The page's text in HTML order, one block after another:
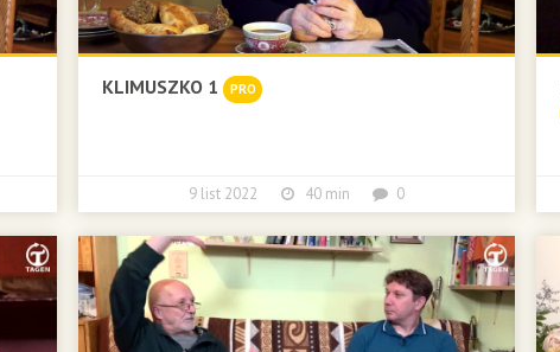
KLIMUSZKO 1 PRO
9 list 2022 40 min 0